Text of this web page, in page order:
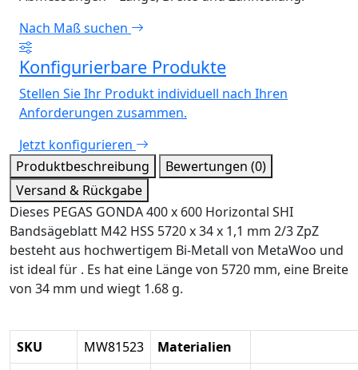
Nach Maß suchen
Konfigurierbare Produkte
Stellen Sie Ihr Produkt individuell nach Ihren
Anforderungen zusammen.
Jetzt konfigurieren
Produktbeschreibung
Bewertungen (0)
Versand & Rückgabe
Dieses PEGAS GONDA 400 x 600 Horizontal SHI
Bandsägeblatt M42 HSS 5720 x 34 x 1,1 mm 2/3 ZpZ
besteht aus hochwertigem Bi-Metall von MetaWoo und
ist ideal für . Es hat eine Länge von 5720 mm, eine Breite
von 34 mm und wiegt 1.68 g.
SKU MW81523
Materialien